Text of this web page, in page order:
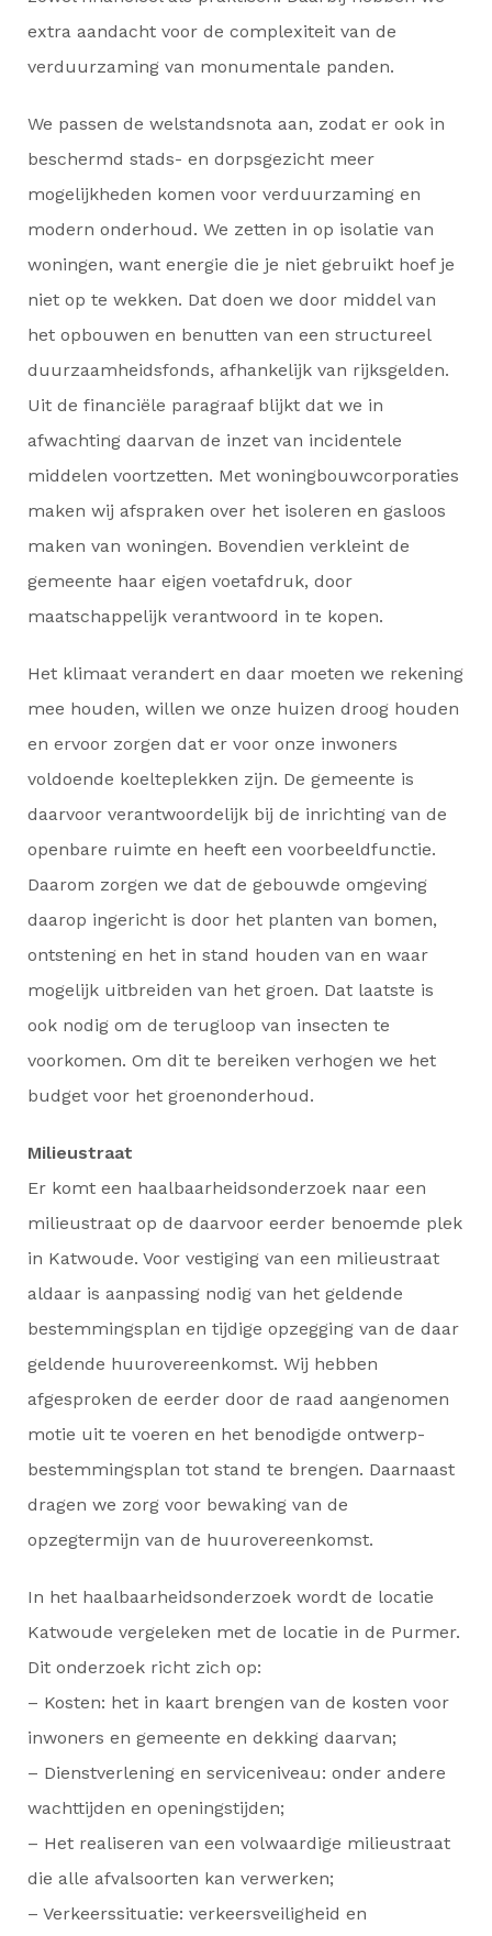
extra aandacht voor de complexiteit van de
verduurzaming van monumentale panden.
We passen de welstandsnota aan, zodat er ook in
beschermd stads- en dorpsgezicht meer
mogelijkheden komen voor verduurzaming en
modern onderhoud. We zetten in op isolatie van
woningen, want energie die je niet gebruikt hoef je
niet op te wekken. Dat doen we door middel van
het opbouwen en benutten van een structureel
duurzaamheidsfonds, afhankelijk van rijksgelden.
Uit de financiële paragraaf blijkt dat we in
afwachting daarvan de inzet van incidentele
middelen voortzetten. Met woningbouwcorporaties
maken wij afspraken over het isoleren en gasloos
maken van woningen. Bovendien verkleint de
gemeente haar eigen voetafdruk, door
maatschappelijk verantwoord in te kopen.
Het klimaat verandert en daar moeten we rekening
mee houden, willen we onze huizen droog houden
en ervoor zorgen dat er voor onze inwoners
voldoende koelteplekken zijn. De gemeente is
daarvoor verantwoordelijk bij de inrichting van de
openbare ruimte en heeft een voorbeeldfunctie.
Daarom zorgen we dat de gebouwde omgeving
daarop ingericht is door het planten van bomen,
ontstening en het in stand houden van en waar
mogelijk uitbreiden van het groen. Dat laatste is
ook nodig om de terugloop van insecten te
voorkomen. Om dit te bereiken verhogen we het
budget voor het groenonderhoud.
Milieustraat
Er komt een haalbaarheidsonderzoek naar een
milieustraat op de daarvoor eerder benoemde plek
in Katwoude. Voor vestiging van een milieustraat
aldaar is aanpassing nodig van het geldende
bestemmingsplan en tijdige opzegging van de daar
geldende huurovereenkomst. Wij hebben
afgesproken de eerder door de raad aangenomen
motie uit te voeren en het benodigde ontwerp-
bestemmingsplan tot stand te brengen. Daarnaast
dragen we zorg voor bewaking van de
opzegtermijn van de huurovereenkomst.
In het haalbaarheidsonderzoek wordt de locatie
Katwoude vergeleken met de locatie in de Purmer.
Dit onderzoek richt zich op:
– Kosten: het in kaart brengen van de kosten voor
inwoners en gemeente en dekking daarvan;
– Dienstverlening en serviceniveau: onder andere
wachttijden en openingstijden;
– Het realiseren van een volwaardige milieustraat
die alle afvalsoorten kan verwerken;
– Verkeerssituatie: verkeersveiligheid en